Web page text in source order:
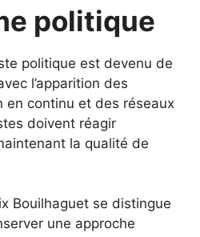
politique
politique est devenu de
l’apparition des
en continu et des réseaux
doivent réagir
la qualité de
Bouilhaguet se distingue
une approche